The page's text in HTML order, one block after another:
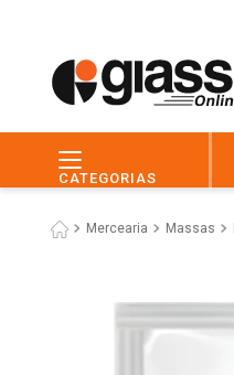
CATEGORIAS
Mercearia Massas